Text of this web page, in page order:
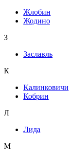
Жлобин
Жодино
З
Заславль
К
Калинковичи
Кобрин
Л
Лида
М